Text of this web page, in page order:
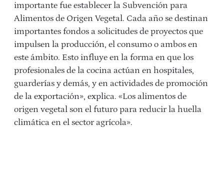
importante fue establecer la Subvención para
Alimentos de Origen Vegetal. Cada año se destinan
importantes fondos a solicitudes de proyectos que
impulsen la producción, el consumo o ambos en
este ámbito. Esto influye en la forma en que los
profesionales de la cocina actúan en hospitales,
guarderías y demás, y en actividades de promoción
de la exportación», explica. «Los alimentos de
origen vegetal son el futuro para reducir la huella
climática en el sector agrícola».